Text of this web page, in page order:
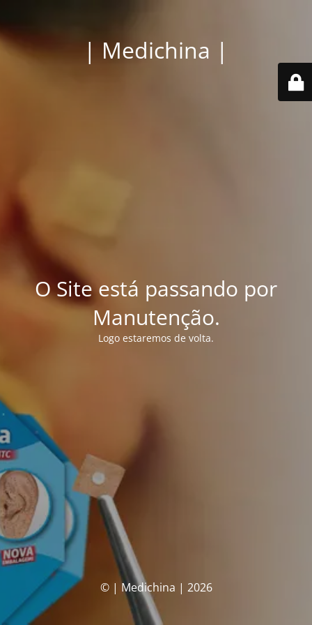
| Medichina |
O Site está passando por
Manutenção.
Logo estaremos de volta.
© | Medichina | 2026